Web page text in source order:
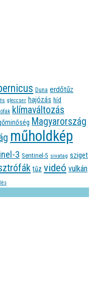
Duna erdőtűz
gleccser hajózás híd
klímaváltozás
Magyarország
műholdkép
3 Sentinel-5 sivatag sziget
tűz videó vulkán